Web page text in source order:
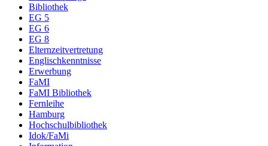
Bibliothek
EG 5
EG 6
EG 8
Elternzeitvertretung
Englischkenntnisse
Erwerbung
FaMI
FaMI Bibliothek
Fernleihe
Hamburg
Hochschulbibliothek
Idok/FaMi